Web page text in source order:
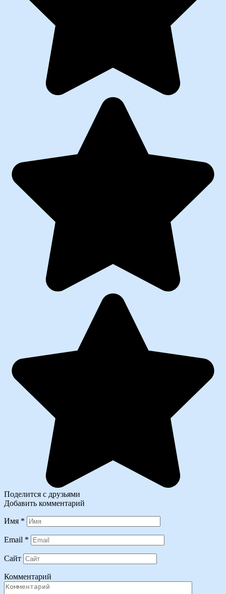
Поделится с друзьями
Добавить комментарий
Имя *
Email *
Сайт
Комментарий